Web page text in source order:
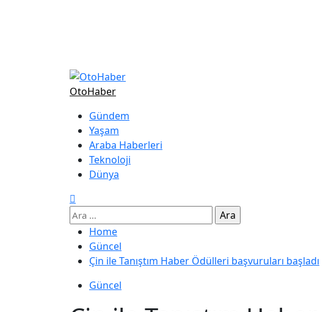
OtoHaber
Gündem
Yaşam
Araba Haberleri
Teknoloji
Dünya
Home
Güncel
Çin ile Tanıştım Haber Ödülleri başvuruları başladı
Güncel